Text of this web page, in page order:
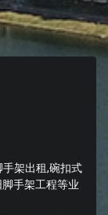
架出租,碗扣式
手架工程等业